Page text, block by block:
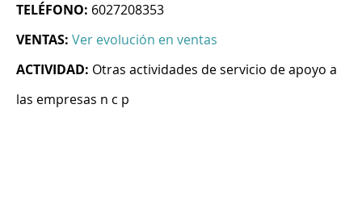
TELÉFONO: 6027208353
VENTAS: Ver evolución en ventas
ACTIVIDAD: Otras actividades de servicio de apoyo a
las empresas n c p